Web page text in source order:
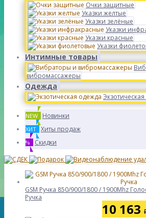
Очки защитные
Указки желтые
Указки зелёные
Указки
Указки красные
Указки
Интимные товары
вибромассажеры
Одежда
NEW Новинки
ХИТ Хиты продаж
% Скидки
GSM Ручка 850/900/1800 / 1900Mhz
Ручка
10 163